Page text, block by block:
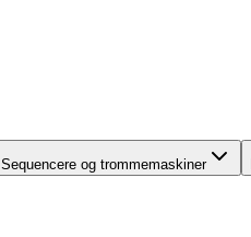
Sequencere og trommemaskiner